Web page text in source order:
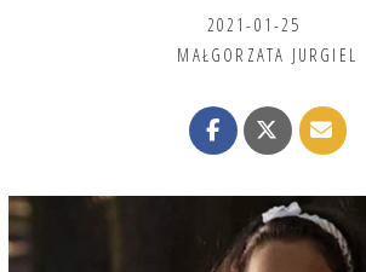
2021-01-25
MAŁGORZATA JURGIEL